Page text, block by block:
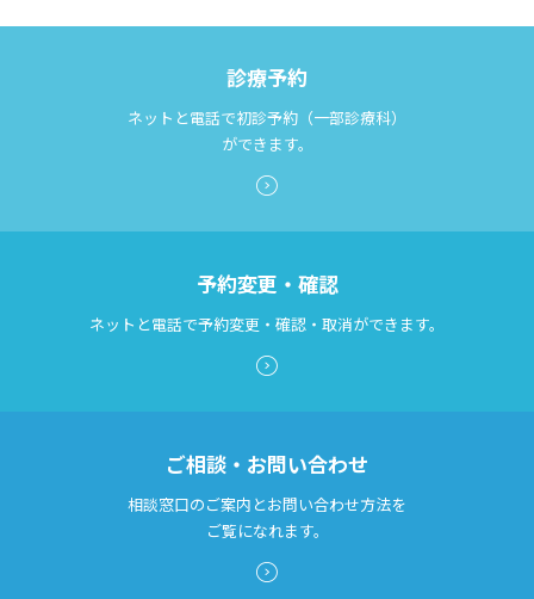
診療予約
ネットと電話で初診予約（一部診療科）
ができます。
予約変更・確認
ネットと電話で予約変更・確認・取消ができます。
ご相談・お問い合わせ
相談窓口のご案内とお問い合わせ方法を
ご覧になれます。